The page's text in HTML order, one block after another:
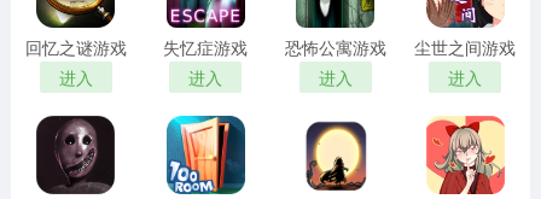
回忆之谜游戏
进入
失忆症游戏
进入
恐怖公寓游戏
进入
尘世之间游戏
进入